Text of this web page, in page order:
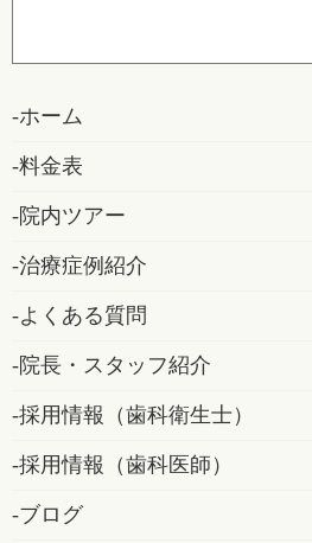
ホーム
料金表
院内ツアー
治療症例紹介
よくある質問
院長・スタッフ紹介
採用情報（歯科衛生士）
採用情報（歯科医師）
ブログ